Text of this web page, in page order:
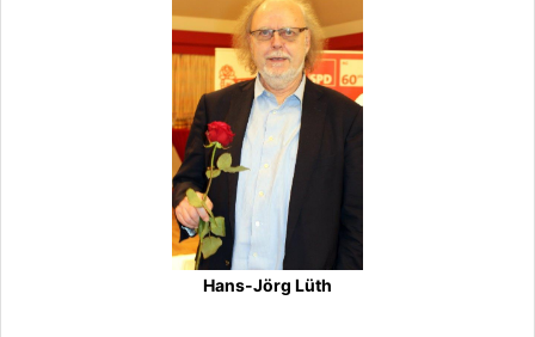
Hans-Jörg Lüth